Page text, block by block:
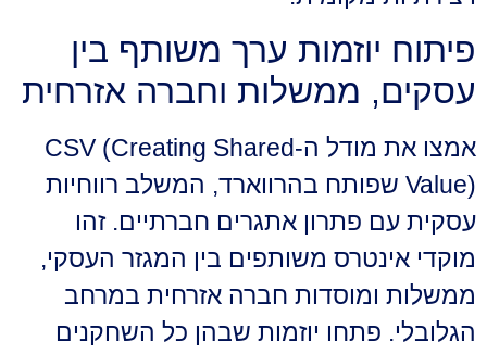
פיתוח יוזמות ערך משותף בין
עסקים, ממשלות וחברה אזרחית
אמצו את מודל ה-CSV (Creating Shared
Value) שפותח בהרווארד, המשלב רווחיות
עסקית עם פתרון אתגרים חברתיים. זהו
מוקדי אינטרס משותפים בין המגזר העסקי,
ממשלות ומוסדות חברה אזרחית במרחב
הגלובלי. פתחו יוזמות שבהן כל השחקנים